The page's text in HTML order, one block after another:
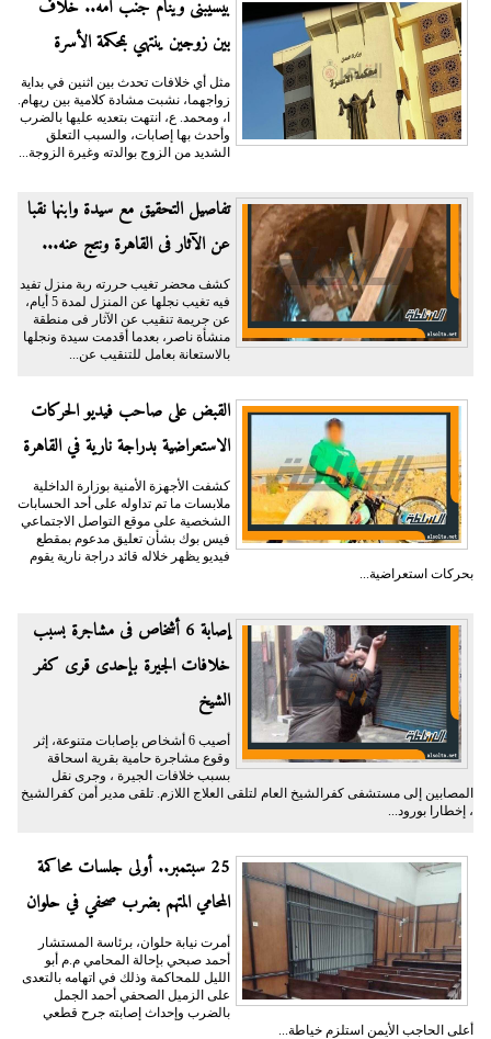
بيسيبنى وينام جنب أمه.. خلاف
بين زوجين ينتهي بمحكمة الأسرة
مثل أي خلافات تحدث بين اثنين في بداية
زواجهما، نشبت مشادة كلامية بين ريهام.
ا، ومحمد. ع، انتهت بتعديه عليها بالضرب
وأحدث بها إصابات، والسبب التعلق
الشديد من الزوج بوالدته وغيرة الزوجة...
تفاصيل التحقيق مع سيدة وابنها نقبا
عن الآثار فى القاهرة ونتج عنه...
كشف محضر تغيب حررته ربة منزل تفيد
فيه تغيب نجلها عن المنزل لمدة 5 أيام،
عن جريمة تنقيب عن الآثار فى منطقة
منشأة ناصر، بعدما أقدمت سيدة ونجلها
بالاستعانة بعامل للتنقيب عن...
القبض على صاحب فيديو الحركات
الاستعراضية بدراجة نارية في القاهرة
كشفت الأجهزة الأمنية بوزارة الداخلية
ملابسات ما تم تداوله على أحد الحسابات
الشخصية على موقع التواصل الاجتماعي
فيس بوك بشأن تعليق مدعوم بمقطع
فيديو يظهر خلاله قائد دراجة نارية يقوم
بحركات استعراضية...
إصابة 6 أشخاص فى مشاجرة بسبب
خلافات الجيرة بإحدى قرى كفر
الشيخ
أصيب 6 أشخاص بإصابات متنوعة، إثر
وقوع مشاجرة حامية بقرية اسحاقة
بسبب خلافات الجيرة ، وجرى نقل
المصابين إلى مستشفى كفرالشيخ العام لتلقى العلاج اللازم. تلقى مدير أمن كفرالشيخ
، إخطارا بورود...
25 سبتمبر.. أولى جلسات محاكمة
المحامي المتهم بضرب صحفي في حلوان
أمرت نيابة حلوان، برئاسة المستشار
أحمد صبحي بإحالة المحامي م.م أبو
الليل للمحاكمة وذلك في اتهامه بالتعدى
على الزميل الصحفي أحمد الجمل
بالضرب وإحداث إصابته جرح قطعي
أعلى الحاجب الأيمن استلزم خياطة...